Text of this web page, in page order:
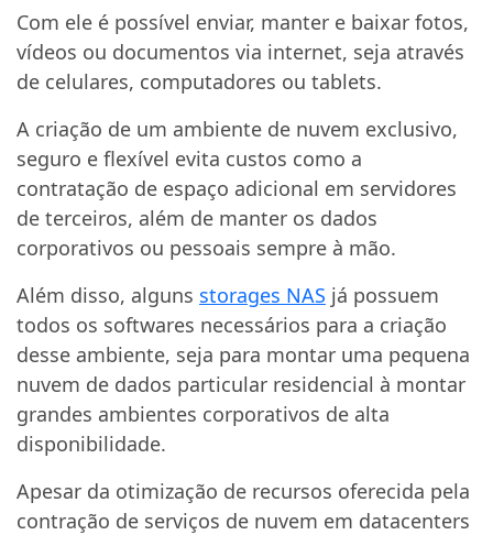
Com ele é possível enviar, manter e baixar fotos,
vídeos ou documentos via internet, seja através
de celulares, computadores ou tablets.
A criação de um ambiente de nuvem exclusivo,
seguro e flexível evita custos como a
contratação de espaço adicional em servidores
de terceiros, além de manter os dados
corporativos ou pessoais sempre à mão.
Além disso, alguns storages NAS já possuem
todos os softwares necessários para a criação
desse ambiente, seja para montar uma pequena
nuvem de dados particular residencial à montar
grandes ambientes corporativos de alta
disponibilidade.
Apesar da otimização de recursos oferecida pela
contração de serviços de nuvem em datacenters